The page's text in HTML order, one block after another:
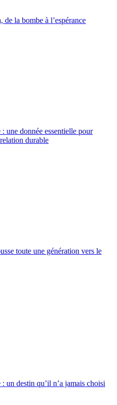
de la bombe à l’espérance
une donnée essentielle pour
durable
toute une génération vers le
un destin qu’il n’a jamais choisi